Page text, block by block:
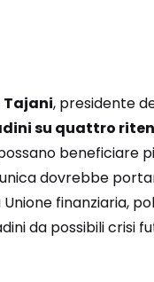
, presidente
su quattro
beneficiare
dovrebbe
finanziaria,
da possibili crisi